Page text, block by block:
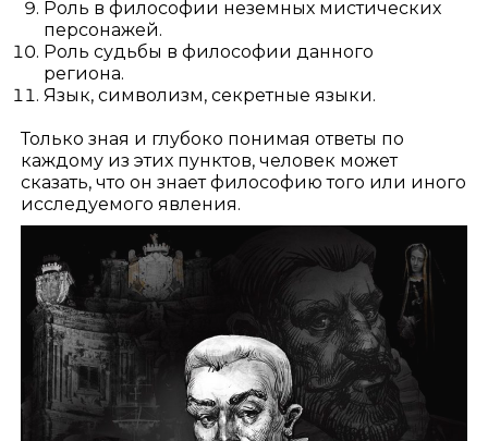
Роль в философии неземных мистических
персонажей.
Роль судьбы в философии данного
региона.
Язык, символизм, секретные языки.
Только зная и глубоко понимая ответы по
каждому из этих пунктов, человек может
сказать, что он знает философию того или иного
исследуемого явления.